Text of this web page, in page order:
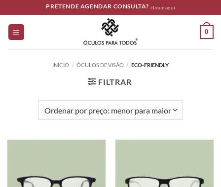
to
content
PRETENDE AGENDAR CONSULTA? clique aqui
0
INÍCIO / ÓCULOS DE VISÃO / ECO-FRIENDLY
FILTRAR